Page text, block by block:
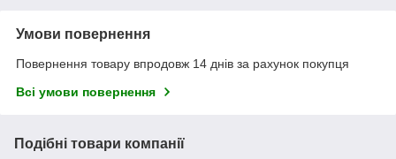
Умови повернення
Повернення товару впродовж 14 днів за рахунок покупця
Всі умови повернення
Подібні товари компанії